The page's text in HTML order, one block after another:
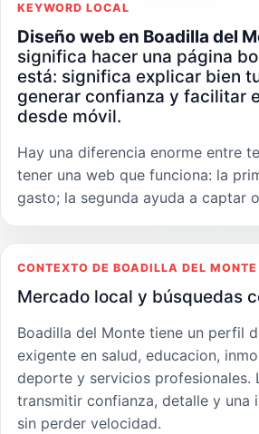
KEYWORD LOCAL
Diseño web en Boadilla del
significa hacer una página
está: significa explicar bien
generar confianza y facilitar
desde móvil.
Hay una diferencia enorme entre
tener una web que funciona: la
gasto; la segunda ayuda a captar
CONTEXTO DE BOADILLA DEL MONTE
Mercado local y búsquedas
Boadilla del Monte tiene un perfil
exigente en salud, educacion,
deporte y servicios profesionales.
transmitir confianza, detalle y una
sin perder velocidad.